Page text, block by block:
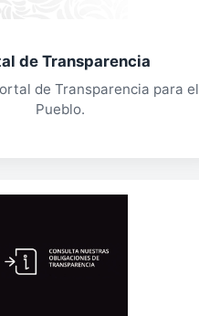
de Transparencia
de Transparencia para el
Pueblo.